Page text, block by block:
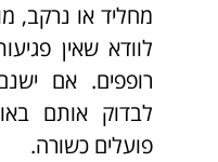
מחליד או נרקב,
לוודא שאין
רופפים. אם
לבדוק אותם
פועלים כשורה.